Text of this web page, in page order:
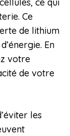
ce qui
Ce
de lithium
En
votre
de votre
les